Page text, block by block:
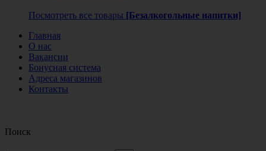
Посмотреть все товары [Безалкогольные напитки]
Главная
О нас
Вакансии
Бонусная система
Адреса магазинов
Контакты
Поиск